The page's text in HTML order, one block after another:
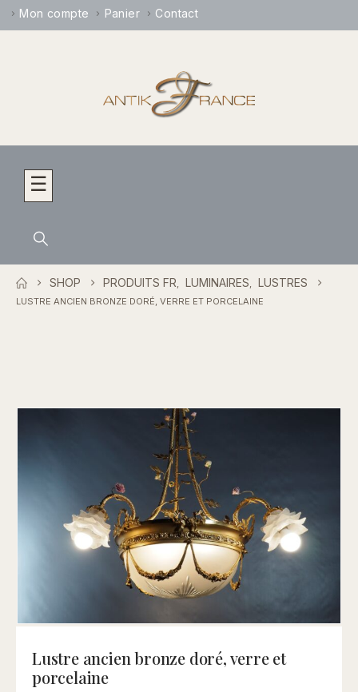
Mon compte Panier Contact
☰
SHOP PRODUITS FR, LUMINAIRES, LUSTRES
LUSTRE ANCIEN BRONZE DORÉ, VERRE ET PORCELAINE
Lustre ancien bronze doré, verre et
porcelaine